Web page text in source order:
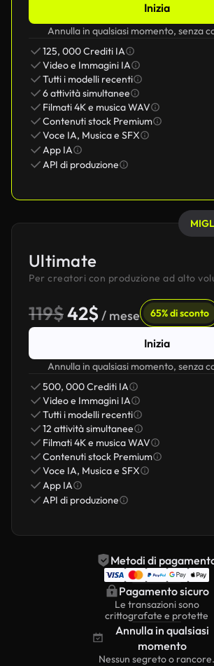
Inizia
Annulla in qualsiasi momento, senza
125, 000 Crediti IA
Video e Immagini IA
Tutti i modelli recenti
6 attività simultanee
Filmati 4K e musica WAV
Contenuti stock Premium
Voce IA, Musica e SFX
App IA
API di produzione
Ultimate
Per creatori con produzione ad alto
119$42$ / mese 65% di sconto
Inizia
Annulla in qualsiasi momento, senza
500, 000 Crediti IA
Video e Immagini IA
Tutti i modelli recenti
12 attività simultanee
Filmati 4K e musica WAV
Contenuti stock Premium
Voce IA, Musica e SFX
App IA
API di produzione
Metodi di
Pagamento sicuro
Le transazioni sono
crittografate e protette
Annulla in qualsiasi
momento
Nessun segreto o rancore.